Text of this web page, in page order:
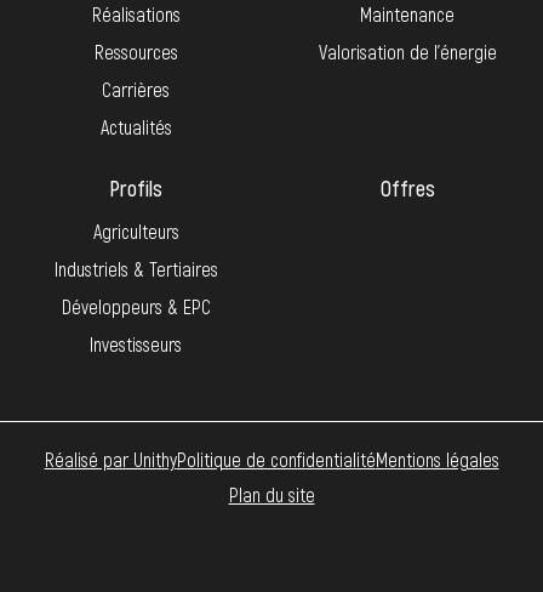
Réalisations
Ressources
Carrières
Actualités
Maintenance
Valorisation de l’énergie
Profils
Agriculteurs
Industriels & Tertiaires
Développeurs & EPC
Investisseurs
Offres
Réalisé par UnithyPolitique de confidentialitéMentions légales
Plan du site